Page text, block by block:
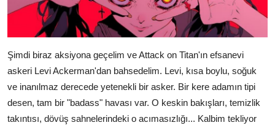
Şimdi biraz aksiyona geçelim ve Attack on Titan'ın efsanevi
askeri Levi Ackerman'dan bahsedelim. Levi, kısa boylu, soğuk
ve inanılmaz derecede yetenekli bir asker. Bir kere adamın tipi
desen, tam bir "badass" havası var. O keskin bakışları, temizlik
takıntısı, dövüş sahnelerindeki o acımasızlığı... Kalbim tekliyor